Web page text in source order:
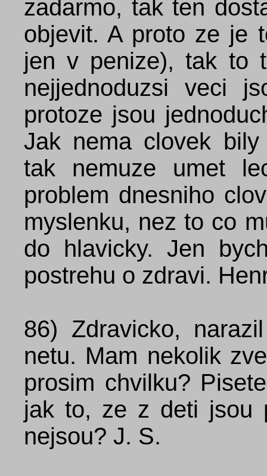
zadarmo, tak ten
objevit. A proto ze je
jen v penize), tak to
nejjednoduzsi veci
protoze jsou
Jak nema clovek bily
tak nemuze umet
problem dnesniho
myslenku, nez to co
do hlavicky. Jen
postrehu o zdravi.
86) Zdravicko,
netu. Mam nekolik
prosim chvilku?
jak to, ze z deti jsou
nejsou? J. S.